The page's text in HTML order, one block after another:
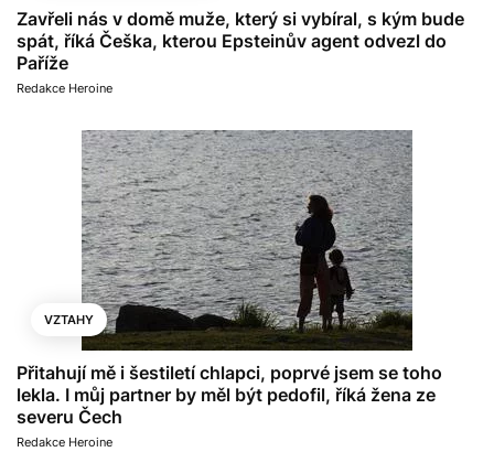
Zavřeli nás v domě muže, který si vybíral, s kým bude
spát, říká Češka, kterou Epsteinův agent odvezl do
Paříže
Redakce Heroine
VZTAHY
Přitahují mě i šestiletí chlapci, poprvé jsem se toho
lekla. I můj partner by měl být pedofil, říká žena ze
severu Čech
Redakce Heroine